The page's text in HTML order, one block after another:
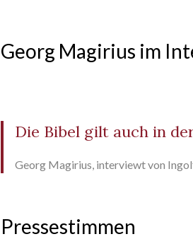
Georg Magirius im
Die Bibel gilt auch in
Georg Magirius, interviewt von
Pressestimmen